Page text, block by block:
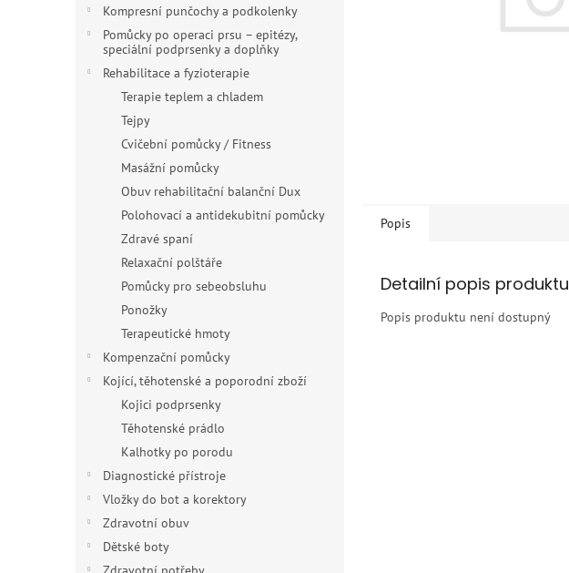
Kompresní punčochy a podkolenky
Pomůcky po operaci prsu – epitézy,
speciální podprsenky a doplňky
Rehabilitace a fyzioterapie
Terapie teplem a chladem
Tejpy
Cvičební pomůcky / Fitness
Masážní pomůcky
Obuv rehabilitační balanční Dux
Polohovací a antidekubitní pomůcky
Zdravé spaní
Relaxační polštáře
Pomůcky pro sebeobsluhu
Ponožky
Terapeutické hmoty
Kompenzační pomůcky
Kojící, těhotenské a poporodní zboží
Kojici podprsenky
Těhotenské prádlo
Kalhotky po porodu
Diagnostické přístroje
Vložky do bot a korektory
Zdravotní obuv
Dětské boty
Popis
Detailní popis produktu
Popis produktu není dostupný